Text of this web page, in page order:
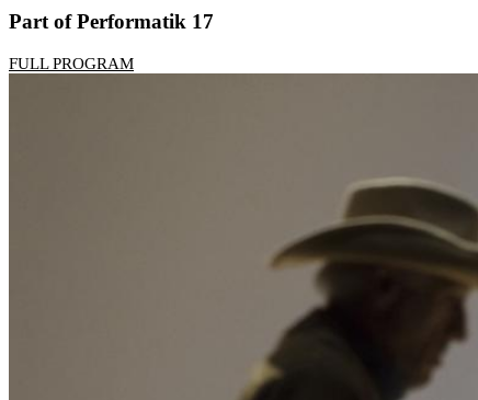
Part of Performatik 17
FULL PROGRAM